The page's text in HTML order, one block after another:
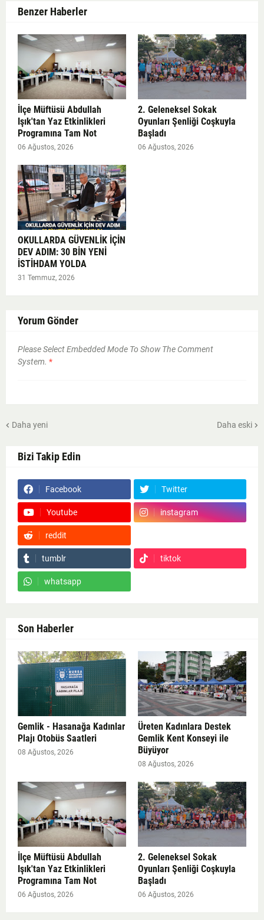
Benzer Haberler
İlçe Müftüsü Abdullah
Işık'tan Yaz Etkinlikleri
Programına Tam Not
06 Ağustos, 2026
2. Geleneksel Sokak
Oyunları Şenliği Coşkuyla
Başladı
06 Ağustos, 2026
OKULLARDA GÜVENLİK İÇİN
DEV ADIM: 30 BİN YENİ
İSTİHDAM YOLDA
31 Temmuz, 2026
Yorum Gönder
Please Select Embedded Mode To Show The Comment
System. *
Daha yeni Daha eski
Bizi Takip Edin
Facebook Twitter
Youtube instagram
reddit
tumblr tiktok
whatsapp
Son Haberler
Gemlik - Hasanağa Kadınlar
Plajı Otobüs Saatleri
08 Ağustos, 2026
Üreten Kadınlara Destek
Gemlik Kent Konseyi ile
Büyüyor
08 Ağustos, 2026
İlçe Müftüsü Abdullah
Işık'tan Yaz Etkinlikleri
Programına Tam Not
06 Ağustos, 2026
2. Geleneksel Sokak
Oyunları Şenliği Coşkuyla
Başladı
06 Ağustos, 2026